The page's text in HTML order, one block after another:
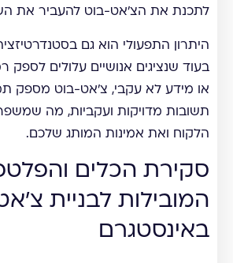
לתכנת את הצ'אט-בוט להעביר את
היתרון התפעולי הוא גם
בעוד שנציגים אנושיים עלולים לספק
או מידע לא עקבי, צ'אט-בוט מספק
תשובות מדויקות ועקביות, מה
הלקוח ואת אמינות המותג שלכם.
סקירת הכלים
המובילות לבניית
באינסטגרם